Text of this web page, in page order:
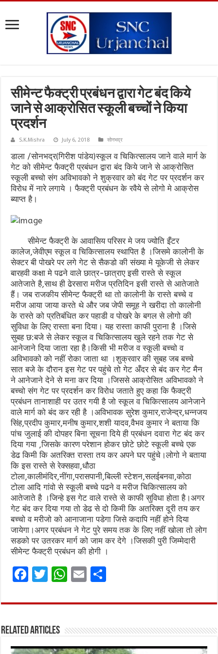
सीमेन्ट फैक्ट्री प्रबंधन द्वारा गेट बंद किये
जाने से आक्रोसित स्कूली बच्चों ने किया
प्रदर्शन
S.K.Mishra July 6, 2018 सोनभद्र
डाला /सोनभद्र(गिरीश पांडेय)स्कूल व चिकित्सालय जाने वाले मार्ग के
गेट को सीमेन्ट फैक्ट्री प्रबंधन द्वारा बंद किये जाने से आक्रोसित
स्कूली बच्चो संग अविभावको ने शुक्रवार को बंद गेट पर प्रदर्शन कर
विरोध में नारे लगाये । फैक्ट्री प्रबंधन के रवैये से लोगो मे आक्रोस
ब्याप्त है।
सीमेन्ट फैक्ट्री के आवासिय परिसर मे जय ज्योति इँटर
कालेज,जेवीएम स्कूल व चिकित्सालय स्थापित है ।जिसमे कालोनी के
सेक्टर बी पोखरे पर लगे गेट से सैकडो की संख्या मे यूकेजी से लेकर
बारहवी कक्षा मे पढने वाले छात्र-छात्राए इसी रास्ते से स्कूल
आतेजाते है,साथ ही ढेरसारा मरीज प्रतिदिन इसी रास्ते से आतेजाते
हैं। जब राजकीय सीमेन्ट फैक्ट्री था तो कालोनी के रास्ते बच्चे व
मरीज आया जाया करते थे और जब जेपी समूह ने खरीदा तो कालोनी
के रास्ते को प्रतिबंधित कर पहाडी व पोखरे के बगल से लोगो की
सुविधा के लिए रास्ता बना दिया। यह रास्ता काफी पुराना है ।जिसे
सुबह छ:बजे से लेकर स्कूल व चिकित्सालय खुले रहने तक गेट से
आनेजाने दिया जाता रहा है।किसी भी मरीज व स्कूली बच्चो व
अविभावको को नहीं रोका जाता था ।शुक्रवार की सुबह जब बच्चे
सात बजे के दौरान इस गेट पर पहुंचे तो गेट अँदर से बंद कर गेट मैन
ने आनेजाने देने से मना कर दिया ।जिससे आक्रोसित अविभावको ने
बच्चो संग गेट पर प्रदर्शन कर विरोध जताते हुए कहा कि फैक्ट्री
प्रबंधन तानाशाही पर उतर गयी है जो स्कूल व चिकित्सालय आनेजाने
वाले मार्ग को बंद कर रही है ।अविभावक सुरेश कुमार,राजेन्द्र,धन्नजय
सिंह,प्रदीप कुमार,मनीष कुमार,शशी यादव,वैभव कुमार ने बताया कि
पांच जुलाई की दोपहर बिना सूचना दिये ही प्रबंधन दवारा गेट बंद कर
दिया गया ,जिसके कारण परेशान होकर छोटे छोटे स्कूली बच्चे एक
डेढ किमी कि अतरिक्त रास्ता तय कर अपने घर पहुंचे।लोगो ने बताया
कि इस रास्ते से रेक्सहवा,धौठा
टोला,कालीमंदिर,नींगा,परासपानी,बिल्ली स्टेशन,सलईबनवा,कोठा
टोला आदि गांवो से स्कूली बच्चे पढने व मरीज चिकित्सालय को
आतेजाते है ।जिन्हे इस गेट वाले रास्ते से काफी सुविधा होता है।अगर
गेट बंद कर दिया गया तो डेढ से दो किमी कि अतरिक्त दूरी तय कर
बच्चो व मरीजो को आनाजाना पडेगा जिसे कदापि नहीं होने दिया
जायेगा।अगर प्रबंधन ने गेट पुरे समय तक के लिए नहीं खोला तो लोग
सडको पर उतरकर मार्ग को जाम कर देगे ।जिसकी पुरी जिम्मेदारी
सीमेन्ट फैक्ट्री प्रबंधन की होगी ।
F
ce
o
T
it
r
W
at
A
E
ai ar
Related Articles